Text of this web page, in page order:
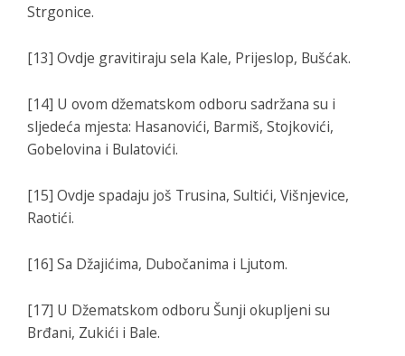
Strgonice.
[13] Ovdje gravitiraju sela Kale, Prijeslop, Bušćak.
[14] U ovom džematskom odboru sadržana su i
sljedeća mjesta: Hasanovići, Barmiš, Stojkovići,
Gobelovina i Bulatovići.
[15] Ovdje spadaju još Trusina, Sultići, Višnjevice,
Raotići.
[16] Sa Džajićima, Dubočanima i Ljutom.
[17] U Džematskom odboru Šunji okupljeni su
Brđani, Zukići i Bale.